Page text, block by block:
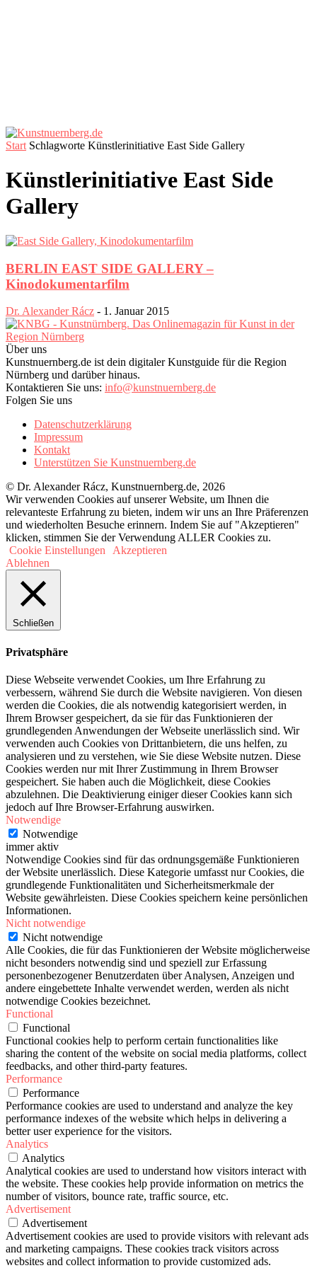
Start Schlagworte Künstlerinitiative East Side Gallery
Künstlerinitiative East Side
Gallery
BERLIN EAST SIDE GALLERY –
Kinodokumentarfilm
Dr. Alexander Rácz - 1. Januar 2015
Über uns
Kunstnuernberg.de ist dein digitaler Kunstguide für die Region
Nürnberg und darüber hinaus.
Kontaktieren Sie uns: info@kunstnuernberg.de
Folgen Sie uns
Datenschutzerklärung
Impressum
Kontakt
Unterstützen Sie Kunstnuernberg.de
© Dr. Alexander Rácz, Kunstnuernberg.de, 2026
Wir verwenden Cookies auf unserer Website, um Ihnen die
relevanteste Erfahrung zu bieten, indem wir uns an Ihre Präferenzen
und wiederholten Besuche erinnern. Indem Sie auf "Akzeptieren"
klicken, stimmen Sie der Verwendung ALLER Cookies zu.
Cookie Einstellungen
Akzeptieren
Ablehnen
Schließen
Privatsphäre
Diese Webseite verwendet Cookies, um Ihre Erfahrung zu
verbessern, während Sie durch die Website navigieren. Von diesen
werden die Cookies, die als notwendig kategorisiert werden, in
Ihrem Browser gespeichert, da sie für das Funktionieren der
grundlegenden Anwendungen der Webseite unerlässlich sind. Wir
verwenden auch Cookies von Drittanbietern, die uns helfen, zu
analysieren und zu verstehen, wie Sie diese Website nutzen. Diese
Cookies werden nur mit Ihrer Zustimmung in Ihrem Browser
gespeichert. Sie haben auch die Möglichkeit, diese Cookies
abzulehnen. Die Deaktivierung einiger dieser Cookies kann sich
jedoch auf Ihre Browser-Erfahrung auswirken.
Notwendige
Notwendige
immer aktiv
Notwendige Cookies sind für das ordnungsgemäße Funktionieren
der Website unerlässlich. Diese Kategorie umfasst nur Cookies, die
grundlegende Funktionalitäten und Sicherheitsmerkmale der
Website gewährleisten. Diese Cookies speichern keine persönlichen
Informationen.
Nicht notwendige
Nicht notwendige
Alle Cookies, die für das Funktionieren der Website möglicherweise
nicht besonders notwendig sind und speziell zur Erfassung
personenbezogener Benutzerdaten über Analysen, Anzeigen und
andere eingebettete Inhalte verwendet werden, werden als nicht
notwendige Cookies bezeichnet.
Functional
Functional
Functional cookies help to perform certain functionalities like
sharing the content of the website on social media platforms, collect
feedbacks, and other third-party features.
Performance
Performance
Performance cookies are used to understand and analyze the key
performance indexes of the website which helps in delivering a
better user experience for the visitors.
Analytics
Analytics
Analytical cookies are used to understand how visitors interact with
the website. These cookies help provide information on metrics the
number of visitors, bounce rate, traffic source, etc.
Advertisement
Advertisement
Advertisement cookies are used to provide visitors with relevant ads
and marketing campaigns. These cookies track visitors across
websites and collect information to provide customized ads.